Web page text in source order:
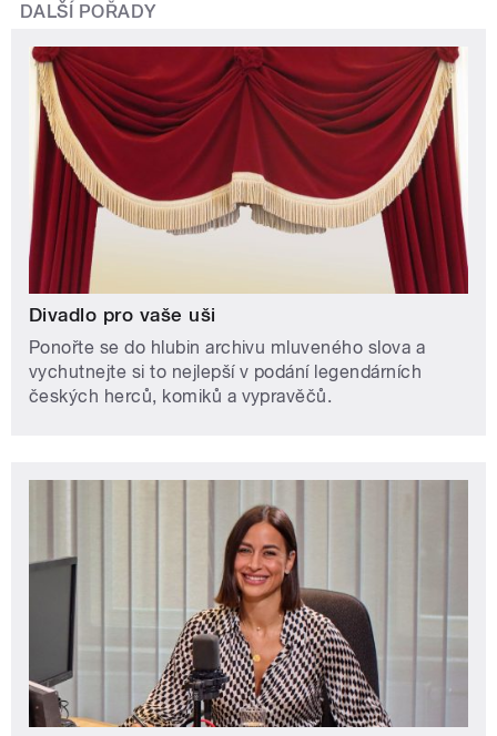
DALŠÍ POŘADY
Divadlo pro vaše uši
Ponořte se do hlubin archivu mluveného slova a
vychutnejte si to nejlepší v podání legendárních
českých herců, komiků a vypravěčů.